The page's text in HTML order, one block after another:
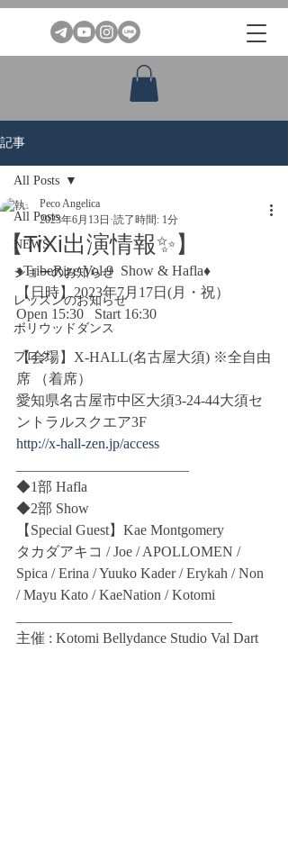
記事
All Posts
NEWS
ショーのお知らせ
レッスンのお知らせ
ボリウッドダンス
ブログ
All Posts
【TiXi出演情報✨】
Peco Angelica
2023年6月13日 読了時間: 1分
♦️TribeRize Vol.9  Show & Hafla♦️
【日時】2023年7月17日(月・祝）
Open 15:30   Start 16:30
【会場】X-HALL(名古屋大須) ※全自由
席 （着席）
愛知県名古屋市中区大須3-24-44大須セ
ントラルスクエア3F
http://x-hall-zen.jp/access
◆1部 Hafla
◆2部 Show
【Special Guest】Kae Montgomery
タカダアキコ / Joe / APOLLOMEN /
Spica / Erina / Yuuko Kader / Erykah / Non
/ Mayu Kato / KaeNation / Kotomi
主催 : Kotomi Bellydance Studio Val Dart